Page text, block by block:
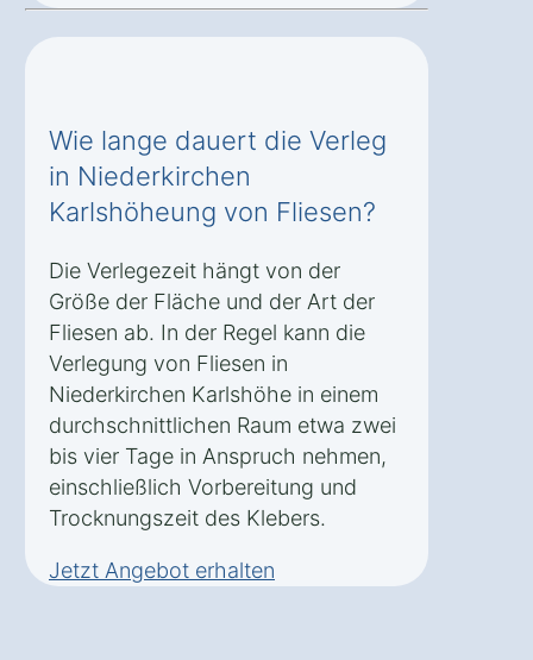
Wie lange dauert die Verleg
in Niederkirchen
Karlshöheung von Fliesen?
Die Verlegezeit hängt von der
Größe der Fläche und der Art der
Fliesen ab. In der Regel kann die
Verlegung von Fliesen in
Niederkirchen Karlshöhe in einem
durchschnittlichen Raum etwa zwei
bis vier Tage in Anspruch nehmen,
einschließlich Vorbereitung und
Trocknungszeit des Klebers.
Jetzt Angebot erhalten